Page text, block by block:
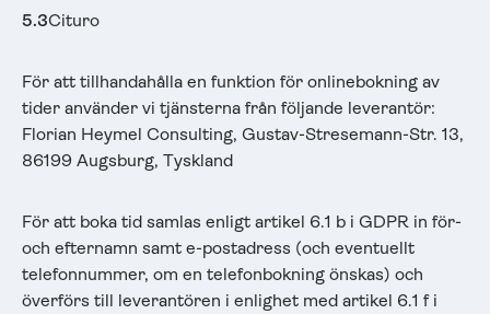
5.3Cituro
För att tillhandahålla en funktion för onlinebokning av
tider använder vi tjänsterna från följande leverantör:
Florian Heymel Consulting, Gustav-Stresemann-Str. 13,
86199 Augsburg, Tyskland
För att boka tid samlas enligt artikel 6.1 b i GDPR in för-
och efternamn samt e-postadress (och eventuellt
telefonnummer, om en telefonbokning önskas) och
överförs till leverantören i enlighet med artikel 6.1 f i